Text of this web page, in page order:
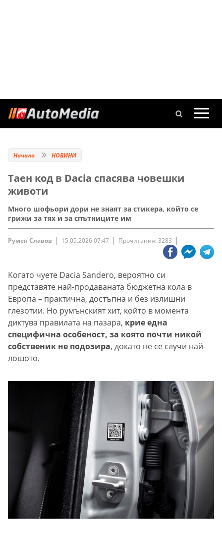
Начало НОВИНИ
Таен код в Dacia спасява човешки
животи
Много шофьори дори не знаят за стикера, който се
грижи за тях и за спътниците им
Румен Славов 15.05.2026 07:47 Прочитания: 3283
Когато чуете Dacia Sandero, вероятно си
представяте най-продаваната бюджетна кола в
Европа – практична, достъпна и без излишни
глезотии. Но румънският хит, който в момента
диктува правилата на пазара, крие една
специфична особеност, за която почти никой
собственик не подозира, докато не се случи най-
лошото.